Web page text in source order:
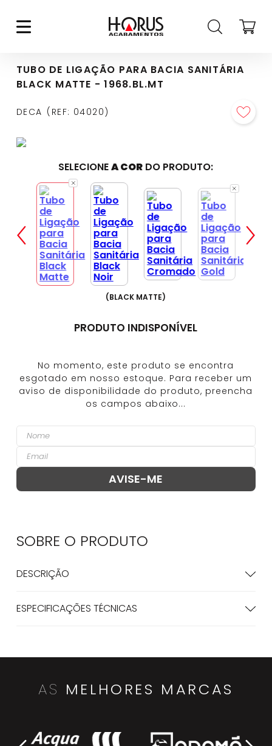
TUBO DE LIGAÇÃO PARA BACIA SANITÁRIA
BLACK MATTE - 1968.BL.MT
DECA REF: 04020
SELECIONEA COR DO PRODUTO:
(BLACK MATTE)
PRODUTO INDISPONÍVEL
SOBRE O PRODUTO
DESCRIÇÃO
ESPECIFICAÇÕES TÉCNICAS
AS MELHORES MARCAS